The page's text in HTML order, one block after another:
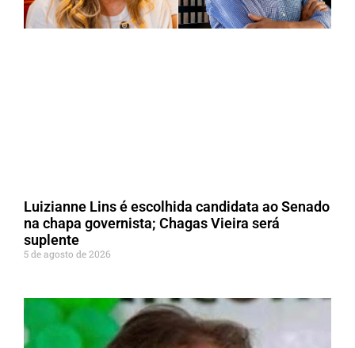
Luizianne Lins é escolhida candidata ao Senado
na chapa governista; Chagas Vieira será
suplente
5 de agosto de 2026